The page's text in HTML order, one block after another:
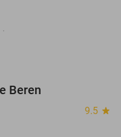
Beren
9.5 star